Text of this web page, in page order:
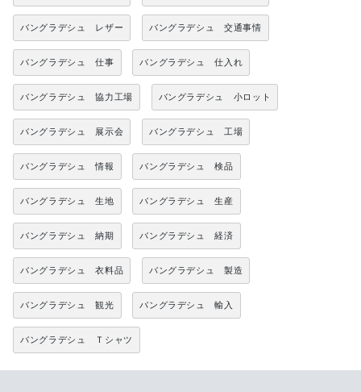
バングラデシュ レザー バングラデシュ 交通事情
バングラデシュ 仕事 バングラデシュ 仕入れ
バングラデシュ 協力工場 バングラデシュ 小ロット
バングラデシュ 展示会 バングラデシュ 工場
バングラデシュ 情報 バングラデシュ 検品
バングラデシュ 生地 バングラデシュ 生産
バングラデシュ 納期 バングラデシュ 経済
バングラデシュ 衣料品 バングラデシュ 製造
バングラデシュ 観光 バングラデシュ 輸入
バングラデシュ Ｔシャツ